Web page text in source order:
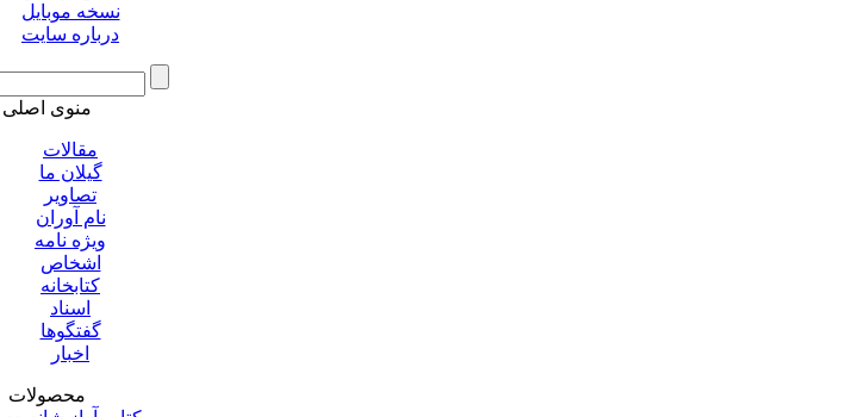
نسخه موبایل
درباره سایت
منوی اصلی
مقالات
گیلان ما
تصاویر
نام آوران
ویژه نامه
اشخاص
کتابخانه
اسناد
گفتگوها
اخبار
محصولات